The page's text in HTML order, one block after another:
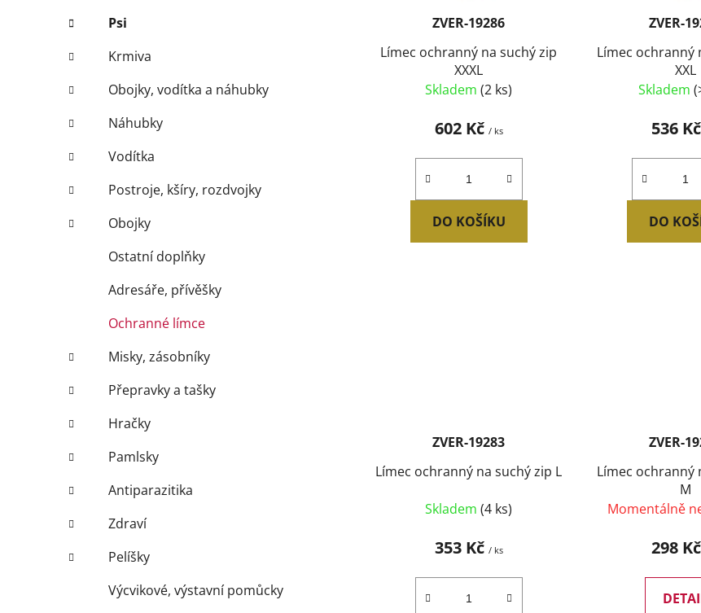
Psi
Krmiva
Obojky, vodítka a náhubky
Náhubky
Vodítka
Postroje, kšíry, rozdvojky
Obojky
Ostatní doplňky
Adresáře, přívěšky
Ochranné límce
Misky, zásobníky
Přepravky a tašky
Hračky
Pamlsky
Antiparazitika
Zdraví
Pelíšky
Výcvikové, výstavní pomůcky
ZVER-19286
Límec ochranný na suchý zip
XXXL
Skladem(2 ks)
602 Kč / ks
DO KOŠÍKU
ZVER-
Límec ochranný
XXL
Skladem
536 Kč
DO
ZVER-19283
Límec ochranný na suchý zip L
Skladem(4 ks)
353 Kč / ks
ZVER-
Límec ochranný
M
Momentálně
298 Kč